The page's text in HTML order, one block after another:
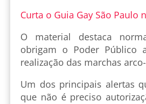
Curta o Guia Gay São Paulo
O material destaca
obrigam o Poder Público
realização das marchas
Um dos principais alertas
que não é preciso